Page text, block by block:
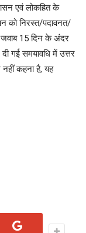
एवं लोकहित के
को निरस्त/पदावनत/
जवाब 15 दिन के अंदर
गई समयावधि में उत्तर
कहना है, यह